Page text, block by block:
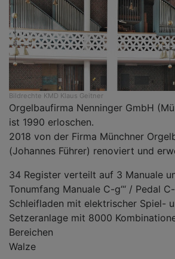
Bildrechte KMD Klaus Geitner
Orgelbaufirma Nenninger GmbH
ist 1990 erloschen.
2018 von der Firma Münchner
(Johannes Führer) renoviert und
34 Register verteilt auf 3 Manuale
Tonumfang Manuale C-g‘‘‘ / Pedal C-
Schleifladen mit elektrischer Spiel-
Setzeranlage mit 8000
Bereichen
Walze